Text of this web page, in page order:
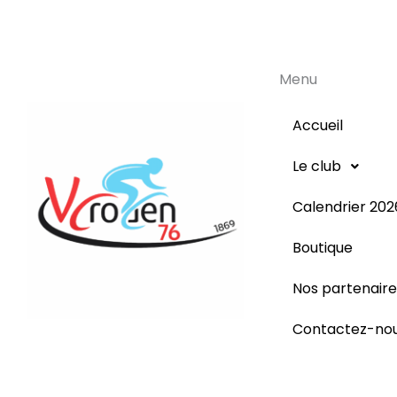
Menu
Accueil
Le club
Calendrier
Boutique
Nos
Contactez-